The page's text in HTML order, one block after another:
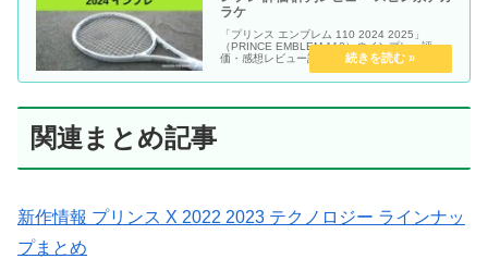
ラケ
「プリンス エンブレム 110 2024 2025」
（PRINCE EMBLEM 110）のインプレ・評
価・感想レビュー記事です。
関連まとめ記事
新作情報 プリンス X 2022 2023 テクノロジー ラインナッ
プまとめ